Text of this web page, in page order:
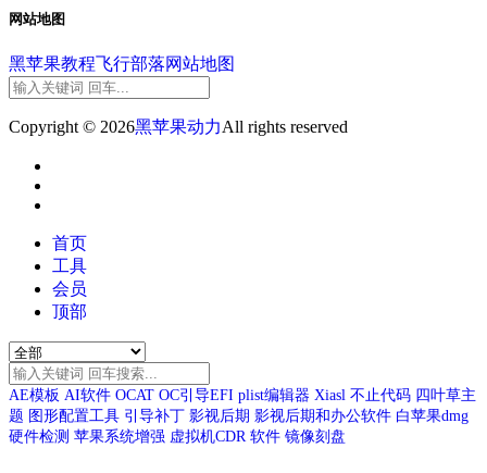
网站地图
黑苹果教程飞行部落网站地图
Copyright © 2026黑苹果动力All rights reserved
首页
工具
会员
顶部
AE模板 AI软件 OCAT OC引导EFI plist编辑器 Xiasl 不止代码 四叶草主
题 图形配置工具 引导补丁 影视后期 影视后期和办公软件 白苹果dmg
硬件检测 苹果系统增强 虚拟机CDR 软件 镜像刻盘